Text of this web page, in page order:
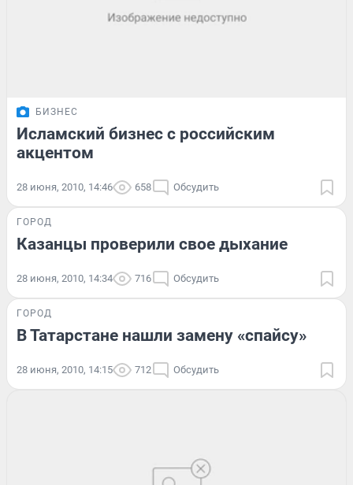
БИЗНЕС
Исламский бизнес с российским
акцентом
28 июня, 2010, 14:46 658 Обсудить
ГОРОД
Казанцы проверили свое дыхание
28 июня, 2010, 14:34 716 Обсудить
ГОРОД
В Татарстане нашли замену «спайсу»
28 июня, 2010, 14:15 712 Обсудить